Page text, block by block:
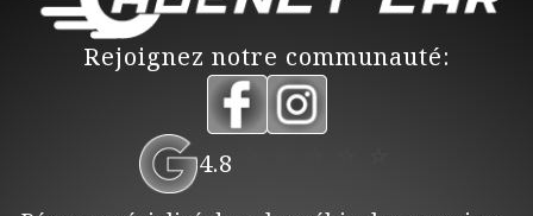
Rejoignez notre communauté:
4.8